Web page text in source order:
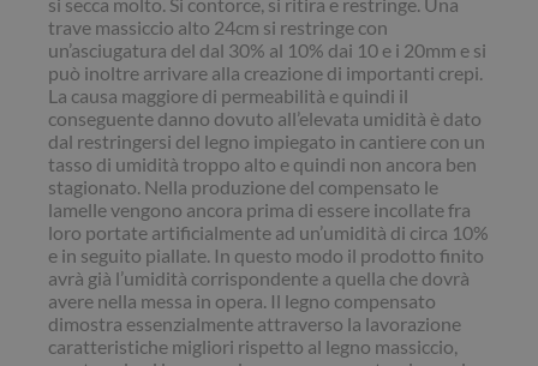
trave massiccio alto 24cm si restringe con
un’asciugatura del dal 30% al 10% dai 10 e i 20mm e si
può inoltre arrivare alla creazione di importanti crepi.
La causa maggiore di permeabilità e quindi il
conseguente danno dovuto all’elevata umidità è dato
dal restringersi del legno impiegato in cantiere con un
tasso di umidità troppo alto e quindi non ancora ben
stagionato. Nella produzione del compensato le
lamelle vengono ancora prima di essere incollate fra
loro portate artificialmente ad un’umidità di circa 10%
e in seguito piallate. In questo modo il prodotto finito
avrà già l’umidità corrispondente a quella che dovrà
avere nella messa in opera. Il legno compensato
dimostra essenzialmente attraverso la lavorazione
caratteristiche migliori rispetto al legno massiccio,